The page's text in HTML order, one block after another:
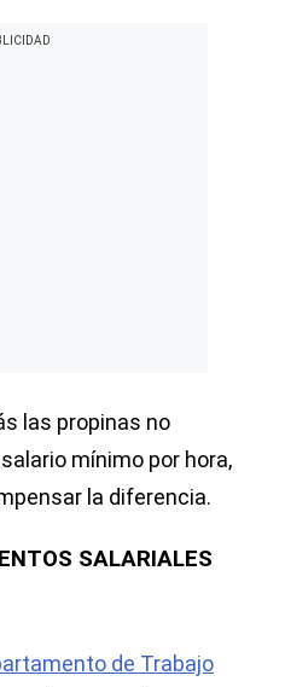
las propinas no
mínimo por hora,
la diferencia.
SALARIALES
de Trabajo